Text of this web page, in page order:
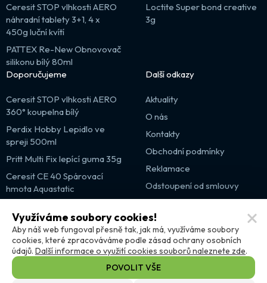
Ceresit STOP vlhkosti AERO
náhradní tablety 3+1, 4 x
450g luční kvítí
PATTEX Re-New Obnovovač
silikonu bílý 80ml
Loctite Super bond creative
3g
Doporučujeme
Ceresit STOP vlhkosti AERO
360° koupelna bílý
Perdix Hobby Lepidlo ve
spreji 500ml
Pritt Multi Fix lepící guma 35g
Ceresit CE 40 Spárovací
hmota Aquastatic
Další odkazy
Aktuality
O nás
Kontakty
Obchodní podmínky
Reklamace
Odstoupení od smlouvy
Výprodej
Partnerské weby
Využíváme soubory cookies!
Aby náš web fungoval přesně tak, jak má, využíváme soubory
cookies, které zpracováváme podle zásad ochrany osobních
údajů. Další informace o využití cookies souborů naleznete zde.
POVOLIT VŠE